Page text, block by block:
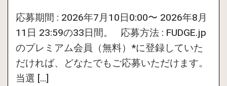
応募期間 : 2026年7月10日0:00〜 2026年8月
11日 23:59の33日間。 応募方法 : FUDGE.jp
のプレミアム会員（無料）*に登録していた
だければ、どなたでもご応募いただけます。
当選 […]